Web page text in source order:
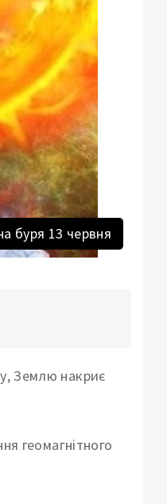
буря 13 червня
Землю накриє
геомагнітного